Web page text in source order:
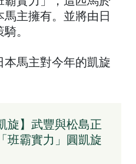
主擁有。並將由日
。
馬主對今年的凱旋
旋】武豐與松島正
班霸實力」圓凱旋